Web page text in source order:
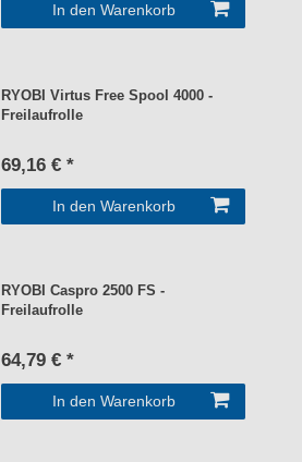
In den Warenkorb
RYOBI Virtus Free Spool 4000 -
Freilaufrolle
69,16 € *
In den Warenkorb
RYOBI Caspro 2500 FS -
Freilaufrolle
64,79 € *
In den Warenkorb